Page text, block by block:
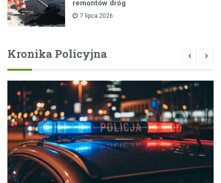
remontów dróg
7 lipca 2026
Kronika Policyjna